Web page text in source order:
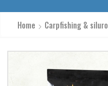
Home Carpfishing & siluro